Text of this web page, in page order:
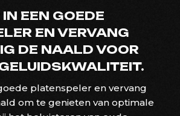
EEN GOEDE
EN VERVANG
DE NAALD VOOR
platenspeler en vervang
om te genieten van optimale